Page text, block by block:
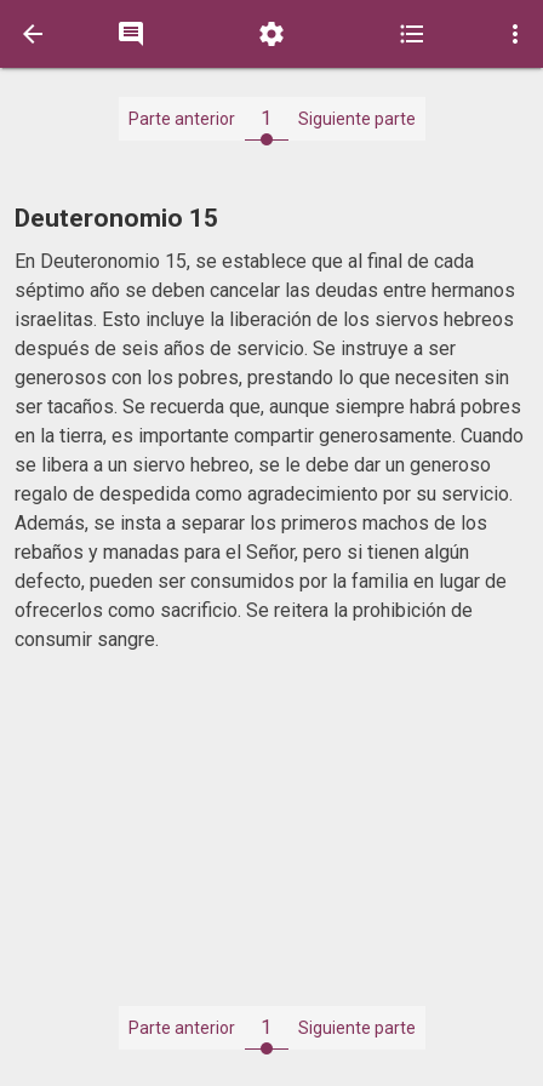
    
Parte anterior 1 Siguiente parte
Deuteronomio 15
En Deuteronomio 15, se establece que al final de cada
séptimo año se deben cancelar las deudas entre hermanos
israelitas. Esto incluye la liberación de los siervos hebreos
después de seis años de servicio. Se instruye a ser
generosos con los pobres, prestando lo que necesiten sin
ser tacaños. Se recuerda que, aunque siempre habrá pobres
en la tierra, es importante compartir generosamente. Cuando
se libera a un siervo hebreo, se le debe dar un generoso
regalo de despedida como agradecimiento por su servicio.
Además, se insta a separar los primeros machos de los
rebaños y manadas para el Señor, pero si tienen algún
defecto, pueden ser consumidos por la familia en lugar de
ofrecerlos como sacrificio. Se reitera la prohibición de
consumir sangre.
Parte anterior 1 Siguiente parte